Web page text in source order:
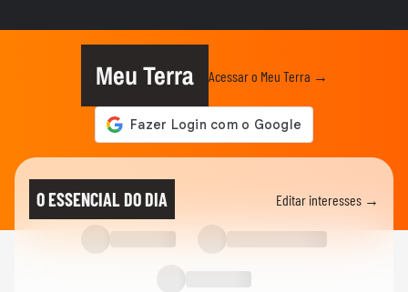
Brasil vai chegar forte em 2026? Ancelotti
ainda busca o time ideal
Neymar deve ir à Copa? Discussão quente
sobre físico e função no...
Seleção perdeu identidade? Debate sobre
Ancelotti e treinadores...
Meu Terra Acessar o Meu Terra →
O ESSENCIAL DO DIA Editar interesses →